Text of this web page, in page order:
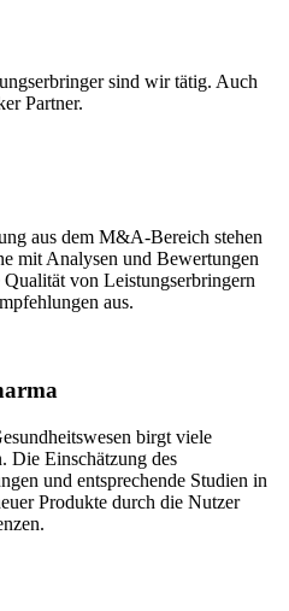
sind wir tätig. Auch
Partner.
aus dem M&A-Bereich stehen
mit Analysen und Bewertungen
von Leistungserbringern
aus.
birgt viele
Die Einschätzung des
und entsprechende Studien in
Produkte durch die Nutzer